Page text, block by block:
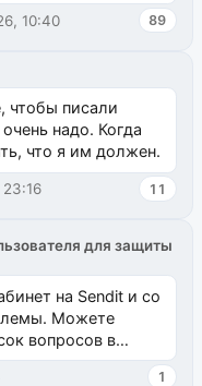
10:40 89
чтобы писали
надо. Когда
что я им должен.
11
для защиты
на Sendit и со
Можете
вопросов в
пока пуст, и,...
1